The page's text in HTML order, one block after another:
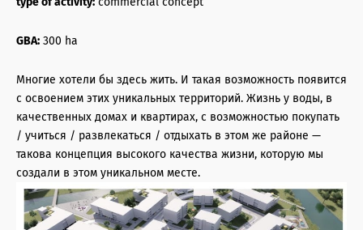
GBA: 300 ha
Многие хотели бы здесь жить. И такая возможность появится
с освоением этих уникальных территорий. Жизнь у воды, в
качественных домах и квартирах, с возможностью покупать
/ учиться / развлекаться / отдыхать в этом же районе —
такова концепция высокого качества жизни, которую мы
создали в этом уникальном месте.